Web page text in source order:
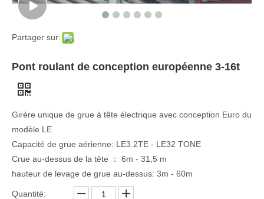
Partager sur:
Pont roulant de conception européenne 3-16t
Girère unique de grue à tête électrique avec conception Euro du
modèle LE
Capacité de grue aérienne: LE3.2TE - LE32 TONE
Crue au-dessus de la tête ： 6m - 31,5 m
hauteur de levage de grue au-dessus: 3m - 60m
Quantité: